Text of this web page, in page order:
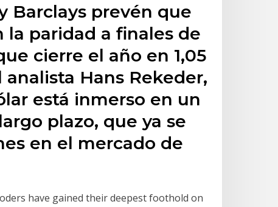
Barclays prevén que
la paridad a finales de
cierre el año en 1,05
Hans Rekeder,
está inmerso en un
plazo, que ya se
en el mercado de
have gained their deepest foothold on